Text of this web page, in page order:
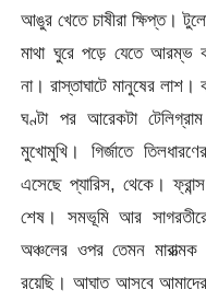
আঙুর খেতে চাষীরা ক্ষিপ্ত।
মাথা ঘুরে পড়ে যেতে আরম্ভ
না। রাস্তাঘাটে মানুষের
ঘণ্টা পর আরেকটা
মুখোমুখি। গির্জাতে
এসেছে প্যারিস, থেকে।
শেষ। সমভূমি আর
অঞ্চলের ওপর তেমন
রয়েছি। আঘাত আসবে